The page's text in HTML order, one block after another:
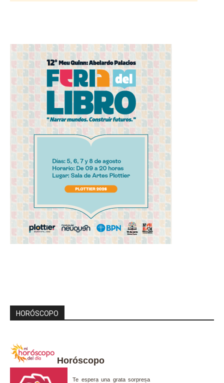
HORÓSCOPO
Horóscopo